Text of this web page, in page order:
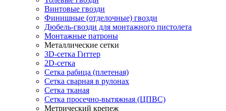
Винтовые гвозди
Финишные (отделочные) гвозди
Дюбель-гвозди для монтажного пистолета
Монтажные патроны
Металлические сетки
3D-сетка Гиттер
2D-сетка
Сетка рабица (плетеная)
Сетка сварная в рулонах
Сетка тканая
Сетка просечно-вытяжная (ЦПВС)
Метрический крепеж